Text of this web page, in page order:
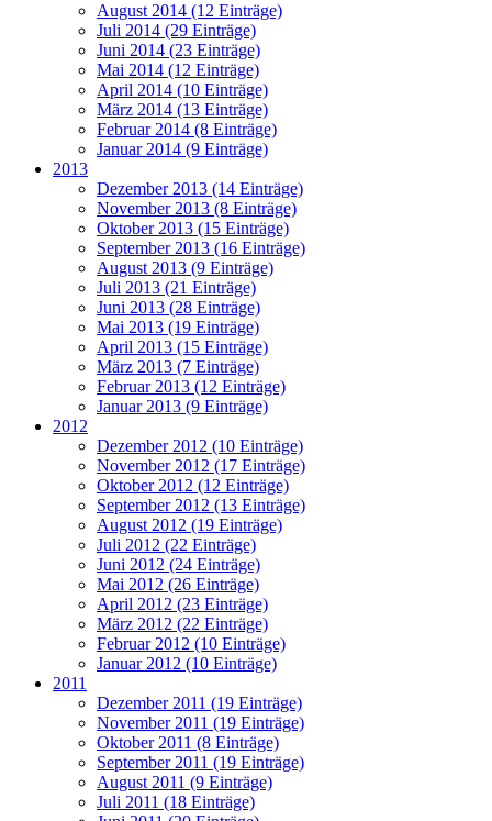
August 2014 (12 Einträge)
Juli 2014 (29 Einträge)
Juni 2014 (23 Einträge)
Mai 2014 (12 Einträge)
April 2014 (10 Einträge)
März 2014 (13 Einträge)
Februar 2014 (8 Einträge)
Januar 2014 (9 Einträge)
2013
Dezember 2013 (14 Einträge)
November 2013 (8 Einträge)
Oktober 2013 (15 Einträge)
September 2013 (16 Einträge)
August 2013 (9 Einträge)
Juli 2013 (21 Einträge)
Juni 2013 (28 Einträge)
Mai 2013 (19 Einträge)
April 2013 (15 Einträge)
März 2013 (7 Einträge)
Februar 2013 (12 Einträge)
Januar 2013 (9 Einträge)
2012
Dezember 2012 (10 Einträge)
November 2012 (17 Einträge)
Oktober 2012 (12 Einträge)
September 2012 (13 Einträge)
August 2012 (19 Einträge)
Juli 2012 (22 Einträge)
Juni 2012 (24 Einträge)
Mai 2012 (26 Einträge)
April 2012 (23 Einträge)
März 2012 (22 Einträge)
Februar 2012 (10 Einträge)
Januar 2012 (10 Einträge)
2011
Dezember 2011 (19 Einträge)
November 2011 (19 Einträge)
Oktober 2011 (8 Einträge)
September 2011 (19 Einträge)
August 2011 (9 Einträge)
Juli 2011 (18 Einträge)